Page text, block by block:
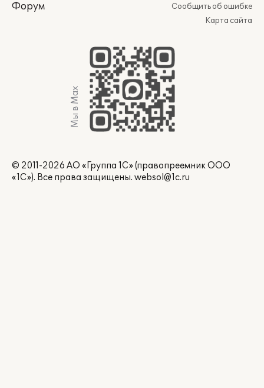
Форум
Сообщить об ошибке
Карта сайта
Мы в Max
© 2011-2026 АО «Группа 1С» (правопреемник ООО
«1С»). Все права защищены. websol@1c.ru